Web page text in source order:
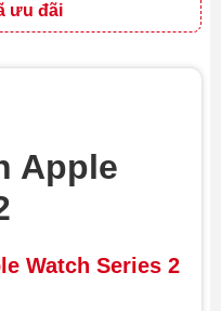
ưu đãi
Apple
Watch Series 2